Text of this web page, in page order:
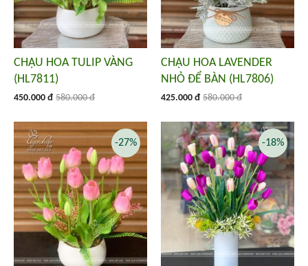
CHẬU HOA TULIP VÀNG
(HL7811)
450.000 đ 580.000 đ
CHẬU HOA LAVENDER
NHỎ ĐỂ BÀN (HL7806)
425.000 đ 580.000 đ
-27% -18%